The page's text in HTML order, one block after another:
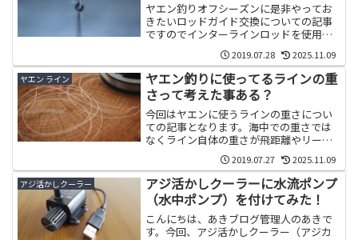
ヤエン釣りオフシーズンに是非やってお
きたいロッドガイド交換についての記事
ですのでインターラインロッドを使用し
てる人はスルーして下さいねｗ次のヤエ
ンシーズンにはア...2019.07.28 2025.11.09
ヤエン ライン
ヤエン釣りに使ってるラインの重
さって考えた事ある？
今回はヤエンに使うラインの重さについ
ての記事となります。海中での重さでは
なくライン自体の重さが飛距離やリール
性能にどれほどの影響があるのかって視
点です。ラインを...2019.07.27 2025.11.09
アジ活かしクーラー
アジ活かしクーラーに水流ポンプ
（水中ポンプ）を付けてみた！
こんにちは、あきブログ管理人のあきで
す。今回、アジ活かしクーラー（アジカ